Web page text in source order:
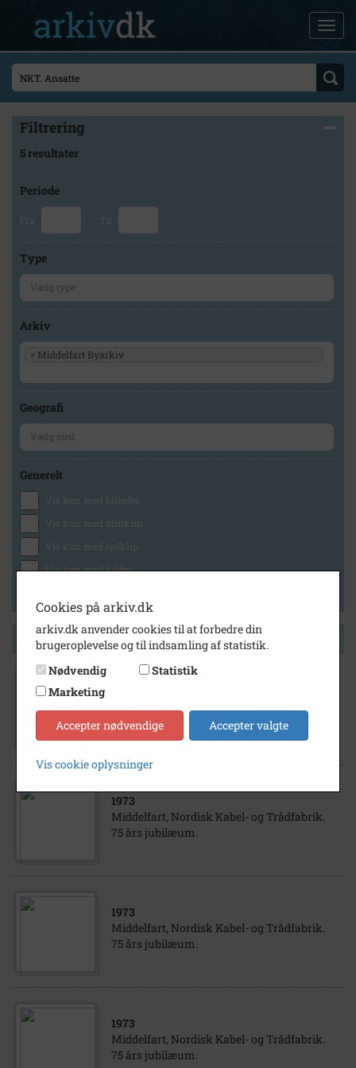
Filtrering
5 resultater
Periode
Fra Til
Type
Arkiv
× Middelfart Byarkiv
Geografi
Generelt
Vis kun med billeder
Vis kun med filmklip
Vis kun med lydklip
Vis kun med kilder
Side 1 af 1
Ansatte på maskinværkstedet.
1973
Middelfart, Nordisk Kabel- og Trådfabrik.
75 års jubilæum.
1973
Middelfart, Nordisk Kabel- og Trådfabrik.
75 års jubilæum.
1973
Middelfart, Nordisk Kabel- og Trådfabrik.
75 års jubilæum.
Cookies på arkiv.dk
arkiv.dk anvender cookies til at forbedre din
brugeroplevelse og til indsamling af statistik.
Nødvendig
Statistik
Marketing
Accepter nødvendige Accepter valgte
Vis cookie oplysninger